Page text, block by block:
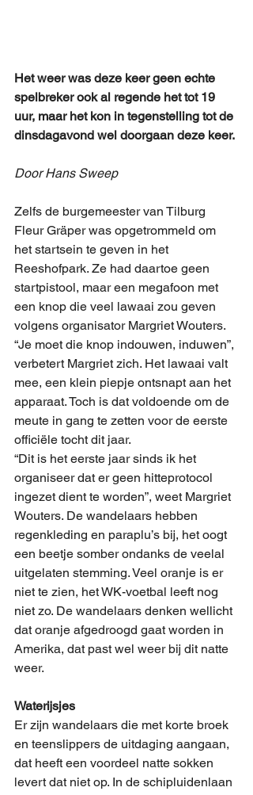
Het weer was deze keer geen echte
spelbreker ook al regende het tot 19
uur, maar het kon in tegenstelling tot de
dinsdagavond wel doorgaan deze keer.
Door Hans Sweep
Zelfs de burgemeester van Tilburg
Fleur Gräper was opgetrommeld om
het startsein te geven in het
Reeshofpark. Ze had daartoe geen
startpistool, maar een megafoon met
een knop die veel lawaai zou geven
volgens organisator Margriet Wouters.
“Je moet die knop indouwen, induwen”,
verbetert Margriet zich. Het lawaai valt
mee, een klein piepje ontsnapt aan het
apparaat. Toch is dat voldoende om de
meute in gang te zetten voor de eerste
officiële tocht dit jaar.
“Dit is het eerste jaar sinds ik het
organiseer dat er geen hitteprotocol
ingezet dient te worden”, weet Margriet
Wouters. De wandelaars hebben
regenkleding en paraplu’s bij, het oogt
een beetje somber ondanks de veelal
uitgelaten stemming. Veel oranje is er
niet te zien, het WK-voetbal leeft nog
niet zo. De wandelaars denken wellicht
dat oranje afgedroogd gaat worden in
Amerika, dat past wel weer bij dit natte
weer.
Waterijsjes
Er zijn wandelaars die met korte broek
en teenslippers de uitdaging aangaan,
dat heeft een voordeel natte sokken
levert dat niet op. In de schipluidenlaan